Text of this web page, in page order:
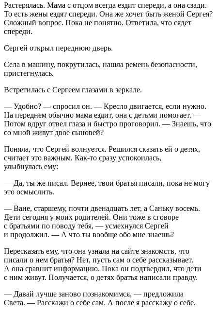
Растерялась. Мама с отцом всегда ездит спереди, а она сзади.
То есть жены ездят спереди. Она же хочет быть женой Сергея?
Сложный вопрос. Пока не понятно. Ответила, что сядет
спереди.
Сергей открыл переднюю дверь.
Села в машину, покрутилась, нашла ремень безопасности,
пристегнулась.
Встретилась с Сергеем глазами в зеркале.
— Удобно? — спросил он. — Кресло двигается, если нужно.
На переднем обычно мама ездит, она с детьми помогает. —
Потом вдруг отвел глаза и быстро проговорил. — Знаешь, что
со мной живут двое сыновей?
Поняла, что Сергей волнуется. Решился сказать ей о детях,
считает это важным. Как-то сразу успокоилась,
улыбнулась ему:
— Да, ты же писал. Вернее, твои братья писали, пока не могу
это осмыслить.
— Ване, старшему, почти двенадцать лет, а Саньку восемь.
Дети сегодня у моих родителей. Они тоже в сговоре
с братьями по поводу тебя, — усмехнулся Сергей
и продолжил. — А что ты вообще обо мне знаешь?
Пересказать ему, что она узнала на сайте знакомств, что
писали о нем братья? Нет, пусть сам о себе рассказывает.
А она сравнит информацию. Пока он подтвердил, что дети
с ним живут. Получается, о детях братья написали правду.
— Давай лучше заново познакомимся, — предложила
Света. — Расскажи о себе сам. А после я расскажу о себе.